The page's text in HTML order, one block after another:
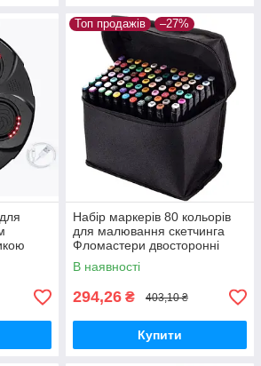
Топ продажів –27%
Набір маркерів 80 кольорів
для малювання скетчинга
Фломастери двосторонні
В наявності
294,26 ₴ 403,10 ₴
Купити